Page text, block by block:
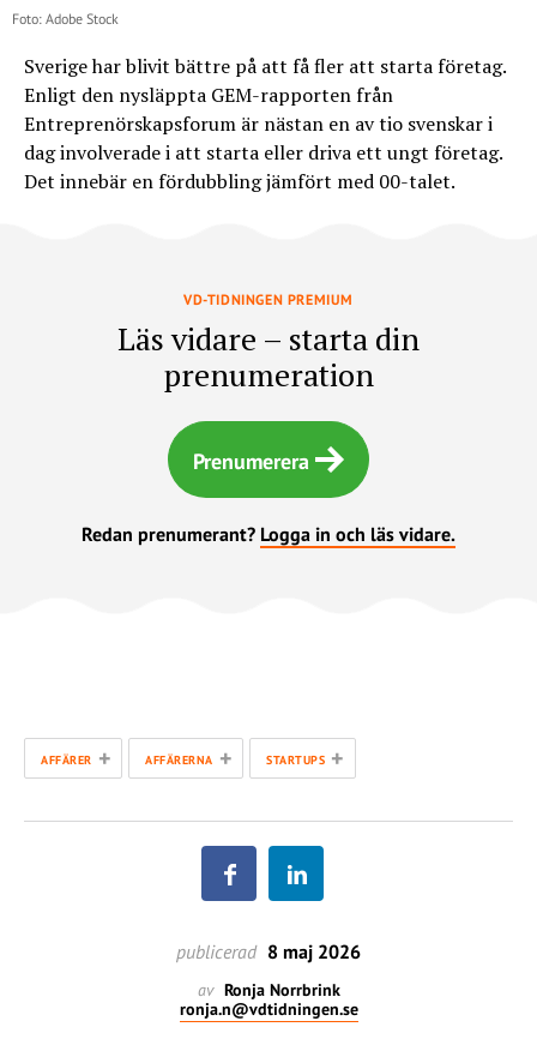
Foto: Adobe Stock
Sverige har blivit bättre på att få fler att starta företag.
Enligt den nysläppta GEM-rapporten från
Entreprenörskapsforum är nästan en av tio svenskar i
dag involverade i att starta eller driva ett ungt företag.
Det innebär en fördubbling jämfört med 00-talet.
VD-TIDNINGEN PREMIUM
Läs vidare – starta din
prenumeration
Prenumerera
Redan prenumerant? Logga in och läs vidare.
AFFÄRER + AFFÄRERNA + STARTUPS +
publicerad 8 maj 2026
av Ronja Norrbrink
ronja.n@vdtidningen.se